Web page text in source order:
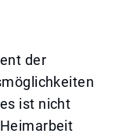
der
ist nicht